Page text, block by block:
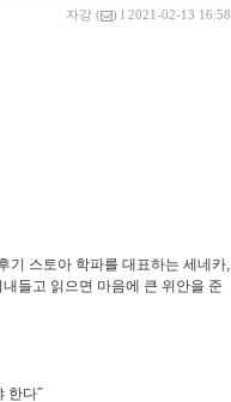
자강 ( ) l 2021-02-13 16:58
기 스토아 학파를 대표하는 세네카,
들고 읽으면 마음에 큰 위안을 준
한다˝